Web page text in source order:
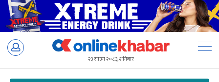
Skip
२३ साउन २०८३, शनिबार